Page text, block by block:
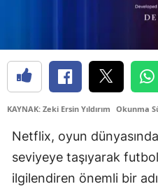
KAYNAK: Zeki Ersin Yıldırım Okunma
Netflix, oyun
seviyeye taşıyarak
ilgilendiren önemli bir